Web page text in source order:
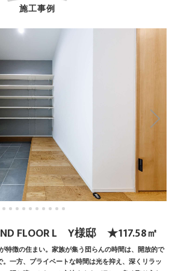
施工事例
FLOOR L Y様邸 ★117.58㎡
特徴の住まい。家族が集う団らんの時間は、開放的で
一方、プライベートな時間は光を抑え、深くリラッ